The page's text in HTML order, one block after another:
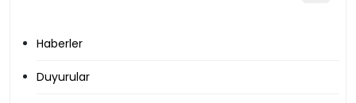
Haberler
Duyurular